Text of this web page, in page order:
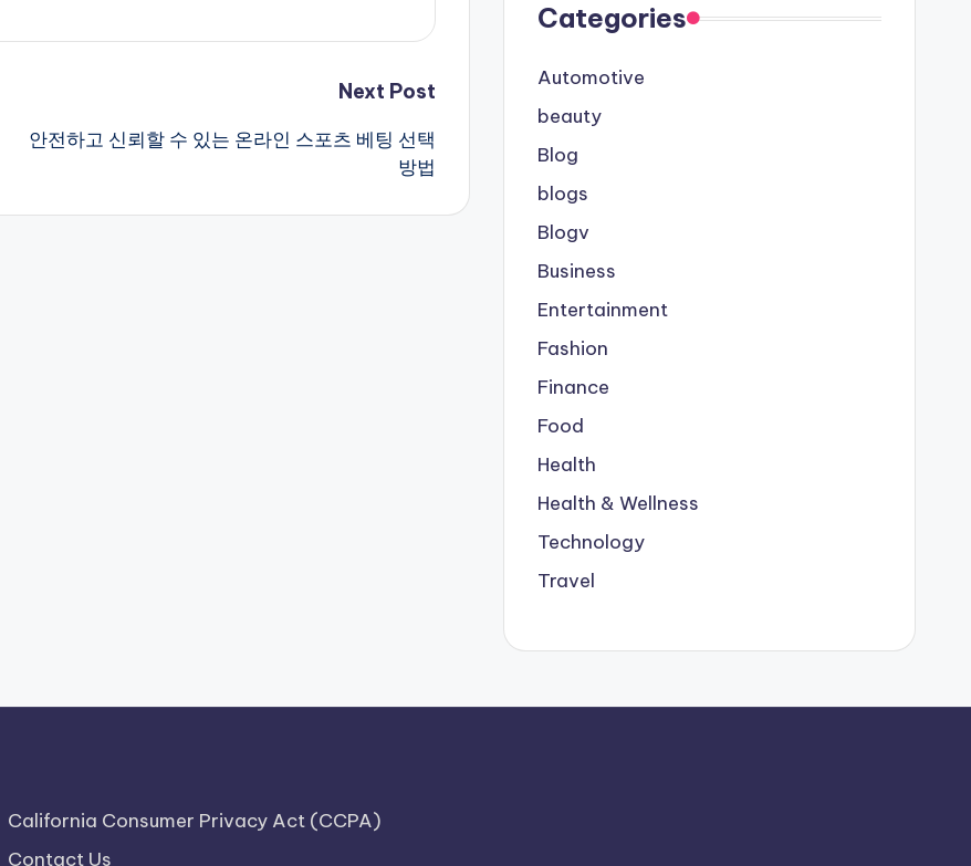
Next Post
안전하고 신뢰할 수 있는 온라인 스포츠 베팅 선택
방법
Categories
Automotive
beauty
Blog
blogs
Blogv
Business
Entertainment
Fashion
Finance
Food
Health
Health & Wellness
Technology
Travel
California Consumer Privacy Act (CCPA)
Contact Us